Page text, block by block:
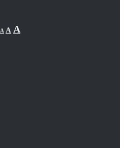
A
font
A Reset
A